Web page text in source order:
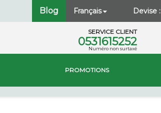
Blog Français Devise :
SERVICE CLIENT
0531615252
Numéro non surtaxé
PROMOTIONS